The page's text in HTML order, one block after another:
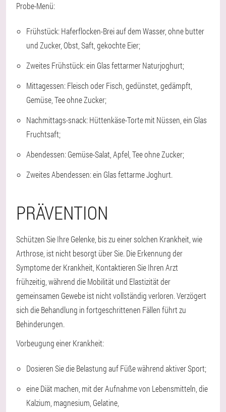
Probe-Menü:
Frühstück: Haferflocken-Brei auf dem Wasser, ohne butter
und Zucker, Obst, Saft, gekochte Eier;
Zweites Frühstück: ein Glas fettarmer Naturjoghurt;
Mittagessen: Fleisch oder Fisch, gedünstet, gedämpft,
Gemüse, Tee ohne Zucker;
Nachmittags-snack: Hüttenkäse-Torte mit Nüssen, ein Glas
Fruchtsaft;
Abendessen: Gemüse-Salat, Apfel, Tee ohne Zucker;
Zweites Abendessen: ein Glas fettarme Joghurt.
PRÄVENTION
Schützen Sie Ihre Gelenke, bis zu einer solchen Krankheit, wie
Arthrose, ist nicht besorgt über Sie. Die Erkennung der
Symptome der Krankheit, Kontaktieren Sie Ihren Arzt
frühzeitig, während die Mobilität und Elastizität der
gemeinsamen Gewebe ist nicht vollständig verloren. Verzögert
sich die Behandlung in fortgeschrittenen Fällen führt zu
Behinderungen.
Vorbeugung einer Krankheit:
Dosieren Sie die Belastung auf Füße während aktiver Sport;
eine Diät machen, mit der Aufnahme von Lebensmitteln, die
Kalzium, magnesium, Gelatine,